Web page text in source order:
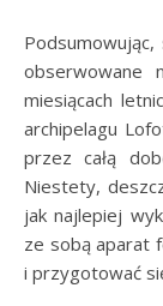
obserwowane
miesiącach
archipelagu
przez całą
Niestety,
jak najlepiej
ze sobą aparat
i przygotować